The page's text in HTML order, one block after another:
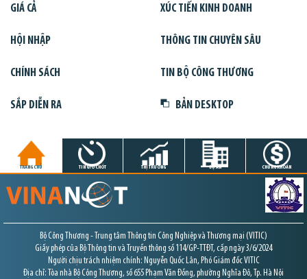
GIÁ CẢ XÚC TIẾN KINH DOANH
HỘI NHẬP THÔNG TIN CHUYÊN SÂU
CHÍNH SÁCH TIN BỘ CÔNG THƯƠNG
SẮP DIỄN RA BẢN DESKTOP
TRANG CHỦ TIN GIỜ CHÓT THỊ TRƯỜNG DỰ ÁN CHỨNG KHOÁN
Bộ Công Thương - Trung tâm Thông tin Công Nghiệp và Thương mại (VITIC)
Giấy phép của Bộ Thông tin và Truyền thông số 114/GP-TTĐT, cấp ngày 3/6/2024
Người chịu trách nhiệm chính: Nguyễn Quốc Lân, Phó Giám đốc VITIC
Địa chỉ: Tòa nhà Bộ Công Thương, số 655 Phạm Văn Đồng, phường Nghĩa Đô, Tp. Hà Nội